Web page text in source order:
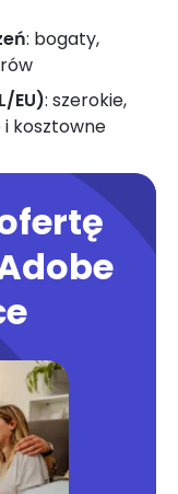
: bogaty,
EU): szerokie,
kosztowne